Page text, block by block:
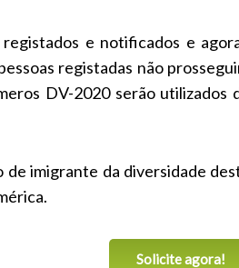
e notificados e
registadas não
DV-2020 serão
imigrante da diversidade
Solicite agora!